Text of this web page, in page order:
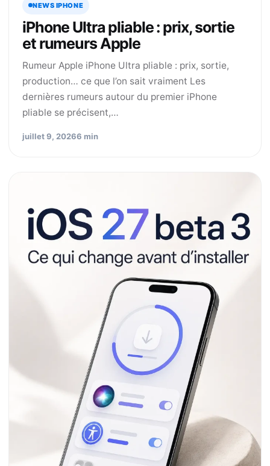
NEWS IPHONE
iPhone Ultra pliable : prix, sortie
et rumeurs Apple
Rumeur Apple iPhone Ultra pliable : prix, sortie,
production… ce que l’on sait vraiment Les
dernières rumeurs autour du premier iPhone
pliable se précisent,…
juillet 9, 20266 min